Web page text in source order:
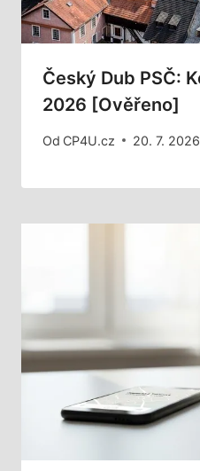
Český Dub PSČ:
2026 [Ověřeno]
Od CP4U.cz 20. 7. 2026